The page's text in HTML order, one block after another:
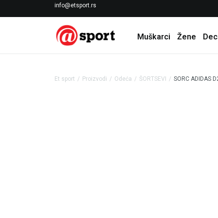
info@etsport.rs
LICENCIRANI CLEARANCE PARTNER ADIDAS
Muškarci Žene
Et sport Proizvodi Odeća ŠORTSEVI SORC ADIDAS